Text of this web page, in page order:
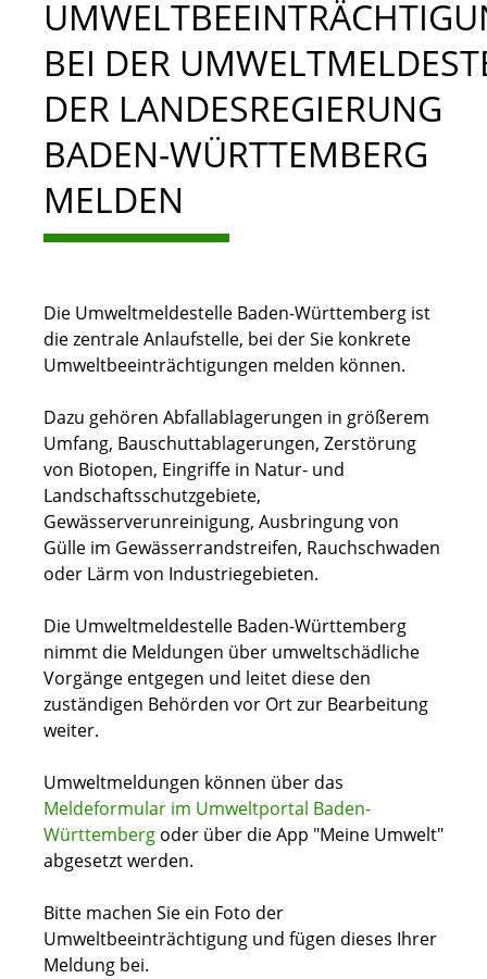
BEI DER
DER LANDESREGIERUNG
BADEN-WÜRTTEMBERG
MELDEN
Die Umweltmeldestelle Baden-Württemberg ist
die zentrale Anlaufstelle, bei der Sie konkrete
Umweltbeeinträchtigungen melden können.
Dazu gehören Abfallablagerungen in größerem
Umfang, Bauschuttablagerungen, Zerstörung
von Biotopen, Eingriffe in Natur- und
Landschaftsschutzgebiete,
Gewässerverunreinigung, Ausbringung von
Gülle im Gewässerrandstreifen, Rauchschwaden
oder Lärm von Industriegebieten.
Die Umweltmeldestelle Baden-Württemberg
nimmt die Meldungen über umweltschädliche
Vorgänge entgegen und leitet diese den
zuständigen Behörden vor Ort zur Bearbeitung
weiter.
Umweltmeldungen können über das
Meldeformular im Umweltportal Baden-
Württemberg oder über die App "Meine Umwelt"
abgesetzt werden.
Bitte machen Sie ein Foto der
Umweltbeeinträchtigung und fügen dieses Ihrer
Meldung bei.